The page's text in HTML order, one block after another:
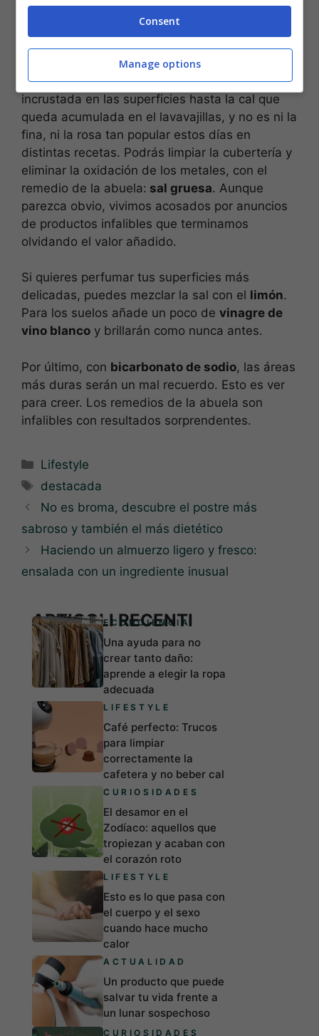
naturales que sabes cómo se hacen. Sólo con
en tu casa, no tendrás problemas
puesto que limpia prácticamente todo.
Existe un tipo de sal apta para la suciedad
incrustada en las superficies hasta la cal que
queda acumulada en el lavavajillas, y no es ni la
fina, ni la rosa tan popular estos días en
distintas recetas. Podrás limpiar la cubertería y
eliminar la oxidación de los metales, con el
remedio de la abuela: sal gruesa. Aunque
parezca obvio, vivimos acosados por anuncios
de productos infalibles que terminamos
olvidando el valor añadido.
Si quieres perfumar tus superficies más
delicadas, puedes mezclar la sal con el limón.
Para los suelos añade un poco de vinagre de
vino blanco y brillarán como nunca antes.
Por último, con bicarbonato de sodio, las áreas
más duras serán un mal recuerdo. Esto es ver
para creer. Los remedios de la abuela son
infalibles con resultados sorprendentes.
Categorías
Lifestyle
Etiquetas
destacada
No es broma, descubre el postre más
sabroso y también el más dietético
Haciendo un almuerzo ligero y fresco:
ensalada con un ingrediente inusual
ARTICOLI RECENTI
ECONCIENCIA
Una ayuda para no
crear tanto daño:
aprende a elegir la ropa
adecuada
LIFESTYLE
Café perfecto: Trucos
para limpiar
correctamente la
cafetera y no beber cal
CURIOSIDADES
El desamor en el
Zodíaco: aquellos que
tropiezan y acaban con
el corazón roto
LIFESTYLE
Esto es lo que pasa con
el cuerpo y el sexo
cuando hace mucho
calor
ACTUALIDAD
Un producto que puede
salvar tu vida frente a
un lunar sospechoso
CURIOSIDADES
Consent
Manage options